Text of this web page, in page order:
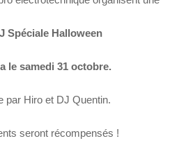
Spéciale Halloween
le samedi 31 octobre.
par Hiro et DJ Quentin.
seront récompensés !